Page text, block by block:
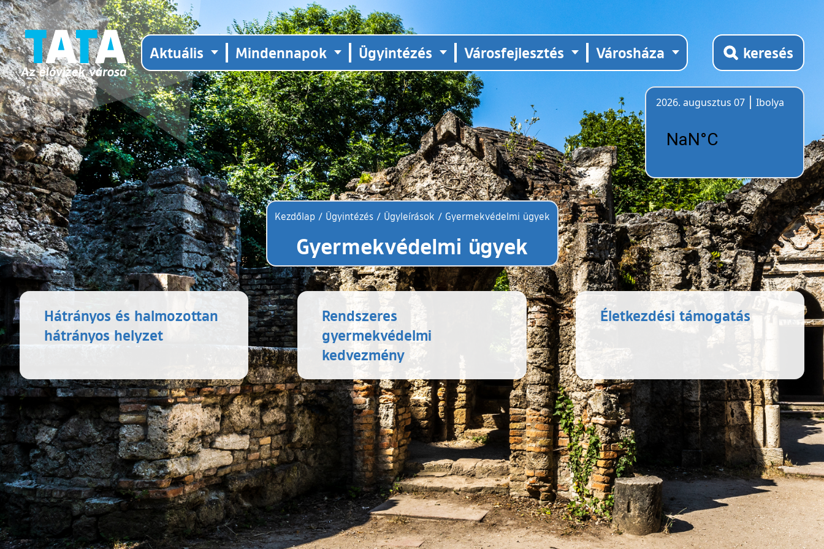
Aktuális Mindennapok Ügyintézés Városfejlesztés Városháza keresés
2026. augusztus 07
Ibolya
Kezdőlap / Ügyintézés / Ügyleírások / Gyermekvédelmi ügyek
Gyermekvédelmi ügyek
Hátrányos és halmozottan
hátrányos helyzet
Rendszeres
gyermekvédelmi
kedvezmény
Életkezdési támogatás